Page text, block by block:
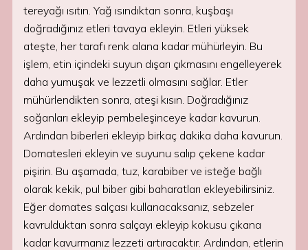
tereyağı ısıtın. Yağ ısındıktan sonra, kuşbaşı
doğradığınız etleri tavaya ekleyin. Etleri yüksek
ateşte, her tarafı renk alana kadar mühürleyin. Bu
işlem, etin içindeki suyun dışarı çıkmasını engelleyerek
daha yumuşak ve lezzetli olmasını sağlar. Etler
mühürlendikten sonra, ateşi kısın. Doğradığınız
soğanları ekleyip pembeleşinceye kadar kavurun.
Ardından biberleri ekleyip birkaç dakika daha kavurun.
Domatesleri ekleyin ve suyunu salıp çekene kadar
pişirin. Bu aşamada, tuz, karabiber ve isteğe bağlı
olarak kekik, pul biber gibi baharatları ekleyebilirsiniz.
Eğer domates salçası kullanacaksanız, sebzeler
kavrulduktan sonra salçayı ekleyip kokusu çıkana
kadar kavurmanız lezzeti artıracaktır. Ardından, etlerin